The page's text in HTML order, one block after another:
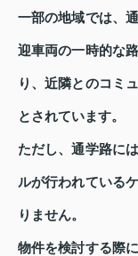
一部の地域では、
迎車両の一時的な
り、近隣とのコミ
とされています。
ただし、通学路に
ルが行われている
りません。
物件を検討する際